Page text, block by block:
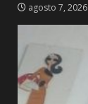
agosto 7, 2026